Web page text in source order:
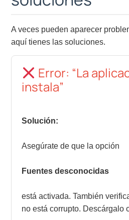
A veces pueden aparecer
aquí tienes las soluciones.
Error: “La
instala”
Solución:
Asegúrate de que la opción
Fuentes desconocidas
está activada. También
no está corrupto. Descárgalo